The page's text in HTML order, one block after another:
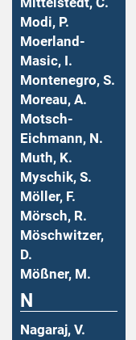
Modi, P.
Moerland-
Masic, I.
Montenegro, S.
Moreau, A.
Motsch-
Eichmann, N.
Muth, K.
Myschik, S.
Möller, F.
Mörsch, R.
Möschwitzer,
D.
Mößner, M.
N
Nagaraj, V.